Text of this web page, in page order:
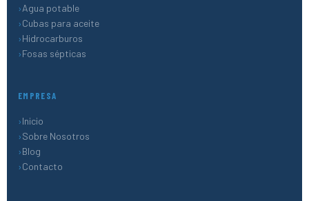
Agua potable
Cubas para aceite
Hidrocarburos
Fosas sépticas
EMPRESA
Inicio
Sobre Nosotros
Blog
Contacto